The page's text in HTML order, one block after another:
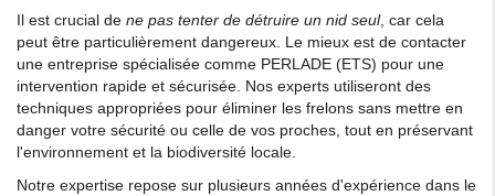
Il est crucial de ne pas tenter de détruire un nid seul, car cela
peut être particulièrement dangereux. Le mieux est de contacter
une entreprise spécialisée comme PERLADE (ETS) pour une
intervention rapide et sécurisée. Nos experts utiliseront des
techniques appropriées pour éliminer les frelons sans mettre en
danger votre sécurité ou celle de vos proches, tout en préservant
l'environnement et la biodiversité locale.
Notre expertise repose sur plusieurs années d'expérience dans le